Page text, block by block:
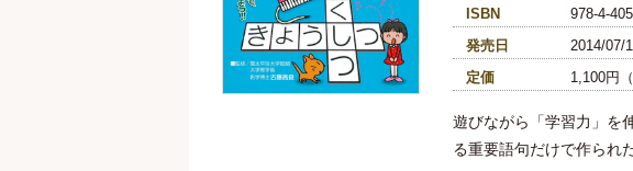
ISBN
978-4-
発売日
2014/07/
定価
1,100円
遊びながら「学習力」を
る重要語句だけで作られ